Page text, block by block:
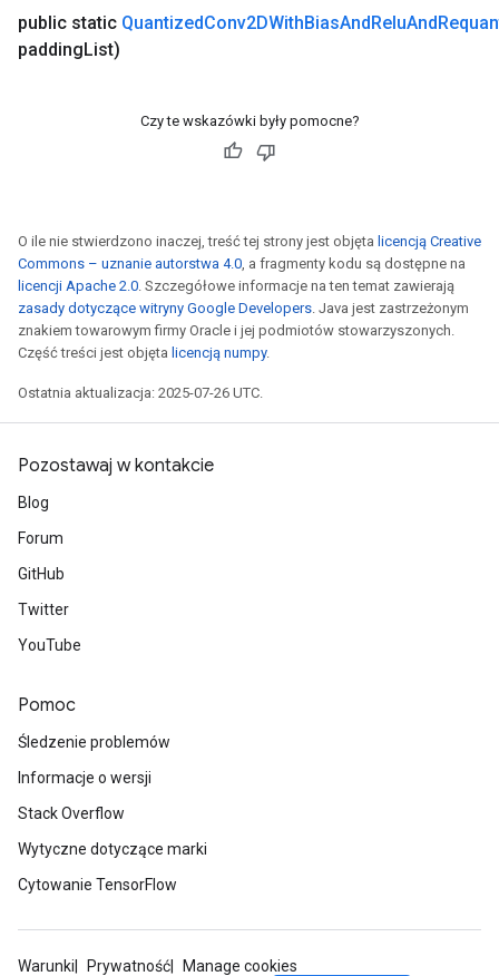
public static QuantizedConv2DWithBiasAndReluAnd
paddingList)
Czy te wskazówki były pomocne?
O ile nie stwierdzono inaczej, treść tej strony jest objęta licencją Creative
Commons – uznanie autorstwa 4.0, a fragmenty kodu są dostępne na
licencji Apache 2.0. Szczegółowe informacje na ten temat zawierają
zasady dotyczące witryny Google Developers. Java jest zastrzeżonym
znakiem towarowym firmy Oracle i jej podmiotów stowarzyszonych.
Część treści jest objęta licencją numpy.
Ostatnia aktualizacja: 2025-07-26 UTC.
Pozostawaj w kontakcie
Blog
Forum
GitHub
Twitter
YouTube
Pomoc
Śledzenie problemów
Informacje o wersji
Stack Overflow
Wytyczne dotyczące marki
Cytowanie TensorFlow
Warunki Prywatność
Manage cookies